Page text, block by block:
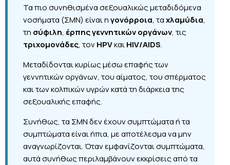
Τα πιο συνηθισμένα σεξουαλικώς μεταδιδόμενα
νοσήματα (ΣΜΝ) είναι ηγονόρροια, ταχλαμύδια,
τη σύφιλη, έρπηςγεννητικών οργάνων, τις
τριχομονάδες, τονHPVκαιHIV/AIDS.
Μεταδίδονται κυρίως μέσω επαφής των
γεννητικών οργάνων, του αίματος, του σπέρματος
και των κολπικών υγρών κατά τη διάρκεια της
σεξουαλικής επαφής.
Συνήθως, τα ΣΜΝ δεν έχουν συμπτώματα ή τα
συμπτώματα είναι ήπια, με αποτέλεσμα να μην
αναγνωρίζονται. Όταν εμφανίζονται συμπτώματα,
αυτά συνήθως περιλαμβάνουν εκκρίσεις από τα